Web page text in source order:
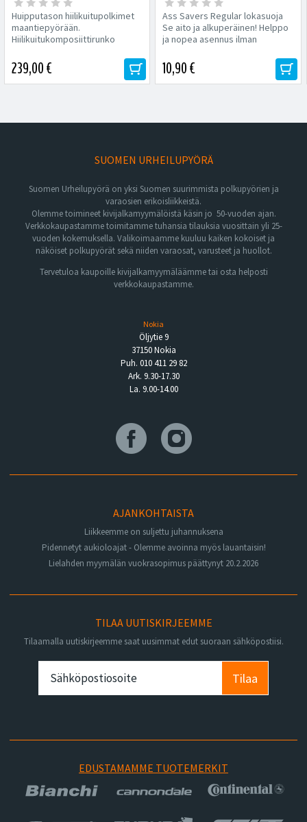
Huipputason hiilikuitupolkimet
maantiepyörään.
Hiilikuitukomposiittirunko
239,00 €
Ass Savers Regular lokasuoja
Se aito ja alkuperäinen! Helppo
ja nopea asennus ilman
10,90 €
SUOMEN URHEILUPYÖRÄ
Suomen Urheilupyörä on yksi Suomen suurimmista polkupyörien ja
varaosien erikoisliikkeistä.
Olemme toimineet kivijalkamyymälöistä käsin jo 50-vuoden ajan.
Verkkokaupastamme toimitamme tuhansia tilauksia vuosittain yli 25-
vuoden kokemuksella. Valikoimaamme kuuluu kaiken kokoiset ja
näköiset polkupyörät sekä niiden varaosat, varusteet ja huollot.
Tervetuloa kaupoille kivijalkamyymäläämme tai osta helposti
verkkokaupastamme.
Nokia
Öljytie 9
37150 Nokia
Puh. 010 411 29 82
Ark. 9.30-17.30
La. 9.00-14.00
AJANKOHTAISTA
Liikkeemme on suljettu juhannuksena
Pidennetyt aukioloajat - Olemme avoinna myös lauantaisin!
Lielahden myymälän vuokrasopimus päättynyt 20.2.2026
TILAA UUTISKIRJEEMME
Tilaamalla uutiskirjeemme saat uusimmat edut suoraan sähköpostiisi.
Tilaa
EDUSTAMAMME TUOTEMERKIT